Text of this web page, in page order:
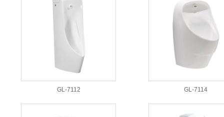
GL-7112 GL-7114